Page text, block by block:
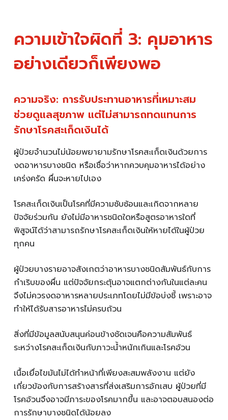
ความเข้าใจผิดที่ 3: คุมอาหาร
อย่างเดียวก็เพียงพอ
ความจริง: การรับประทานอาหารที่เหมาะสม
ช่วยดูแลสุขภาพ แต่ไม่สามารถทดแทนการ
รักษาโรคสะเก็ดเงินได้
ผู้ป่วยจำนวนไม่น้อยพยายามรักษาโรคสะเก็ดเงินด้วยการ
งดอาหารบางชนิด หรือเชื่อว่าหากควบคุมอาหารได้อย่าง
เคร่งครัด ผื่นจะหายไปเอง
โรคสะเก็ดเงินเป็นโรคที่มีความซับซ้อนและเกิดจากหลาย
ปัจจัยร่วมกัน ยังไม่มีอาหารชนิดใดหรือสูตรอาหารใดที่
พิสูจน์ได้ว่าสามารถรักษาโรคสะเก็ดเงินให้หายได้ในผู้ป่วย
ทุกคน
ผู้ป่วยบางรายอาจสังเกตว่าอาหารบางชนิดสัมพันธ์กับการ
กำเริบของผื่น แต่ปัจจัยกระตุ้นอาจแตกต่างกันในแต่ละคน
จึงไม่ควรงดอาหารหลายประเภทโดยไม่มีข้อบ่งชี้ เพราะอาจ
ทำให้ได้รับสารอาหารไม่ครบถ้วน
สิ่งที่มีข้อมูลสนับสนุนค่อนข้างชัดเจนคือความสัมพันธ์
ระหว่างโรคสะเก็ดเงินกับภาวะน้ำหนักเกินและโรคอ้วน
เนื้อเยื่อไขมันไม่ได้ทำหน้าที่เพียงสะสมพลังงาน แต่ยัง
เกี่ยวข้องกับการสร้างสารที่ส่งเสริมการอักเสบ ผู้ป่วยที่มี
โรคอ้วนจึงอาจมีภาระของโรคมากขึ้น และอาจตอบสนองต่อ
การรักษาบางชนิดได้น้อยลง